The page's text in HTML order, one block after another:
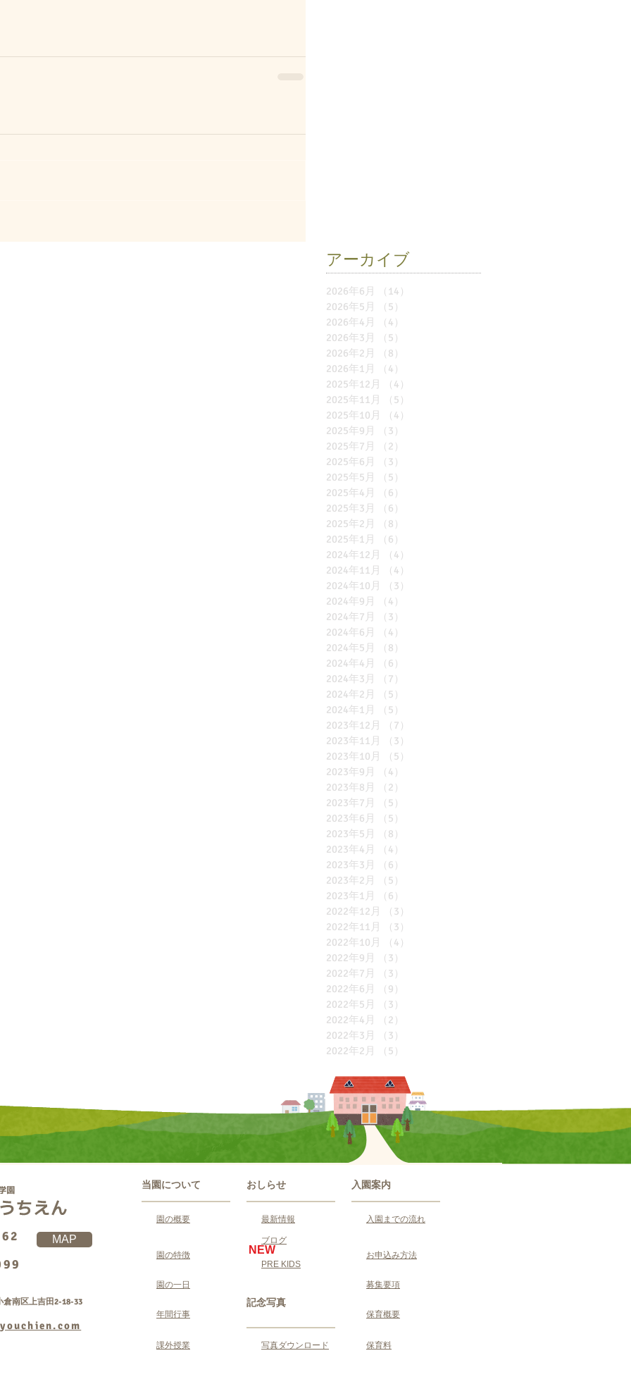
アーカイブ
2026年6月 （14）
2026年5月
（5）
2026年4月
（4）
2026年3月
（5）
2026年2月
（8）
2026年1月
（4）
2025年12月
（4）
2025年11月
（5）
2025年10月
（4）
2025年9月
（3）
2025年7月
（2）
2025年6月
（3）
2025年5月
（5）
2025年4月
（6）
2025年3月
（6）
2025年2月
（8）
2025年1月
（6）
2024年12月
（4）
2024年11月
（4）
2024年10月
（3）
2024年9月
（4）
2024年7月
（3）
2024年6月
（4）
2024年5月
（8）
2024年4月
（6）
2024年3月
（7）
2024年2月
（5）
2024年1月
（5）
2023年12月
（7）
2023年11月
（3）
2023年10月
（5）
2023年9月
（4）
2023年8月
（2）
2023年7月
（5）
2023年6月
（5）
2023年5月
（8）
2023年4月
（4）
2023年3月
（6）
2023年2月
（5）
2023年1月
（6）
2022年12月
（3）
2022年11月
（3）
2022年10月
（4）
2022年9月
（3）
2022年7月
（3）
2022年6月
（9）
2022年5月
（3）
2022年4月
（2）
2022年3月
（3）
2022年2月
（5）
MAP
南区上吉田2-18-33
当園について
園の概要
園の特徴
園の一日
年間行事
おしらせ
最新情報
ブログ
記念写真
入園案内
入園までの流れ
お申込み方法
募集要項
保育概要
課外授業 写真ダウンロード 保育料
PRE KIDS
NEW